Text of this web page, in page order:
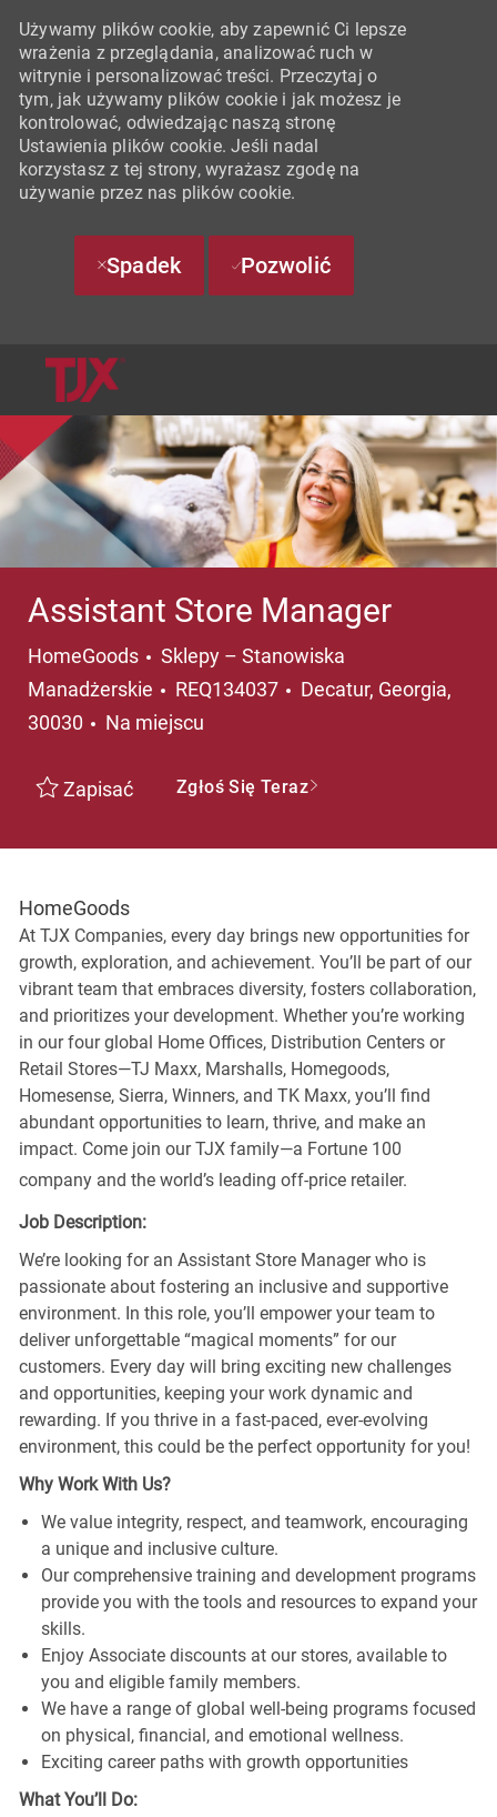
Używamy plików cookie, aby zapewnić Ci lepsze
wrażenia z przeglądania, analizować ruch w
witrynie i personalizować treści. Przeczytaj o
tym, jak używamy plików cookie i jak możesz je
kontrolować, odwiedzając naszą stronę
Ustawienia plików cookie. Jeśli nadal
korzystasz z tej strony, wyrażasz zgodę na
używanie przez nas plików cookie.
Spadek Pozwolić
Assistant Store Manager
HomeGoods Kategoria
Sklepy – Stanowiska
Manadżerskie
REQ134037 Lokalizacja
Decatur, Georgia,
30030
Na miejscu
Zapisać Zgłoś Się Teraz
HomeGoods
At TJX Companies, every day brings new opportunities for
growth, exploration, and achievement. You’ll be part of our
vibrant team that embraces diversity, fosters collaboration,
and prioritizes your development. Whether you’re working
in our four global Home Offices, Distribution Centers or
Retail Stores—TJ Maxx, Marshalls, Homegoods,
Homesense, Sierra, Winners, and TK Maxx, you’ll find
abundant opportunities to learn, thrive, and make an
impact. Come join our TJX family—a Fortune 100
company and the world’s leading off-price retailer.
Job Description:
We’re looking for an Assistant Store Manager who is
passionate about fostering an inclusive and supportive
environment. In this role, you’ll empower your team to
deliver unforgettable “magical moments” for our
customers. Every day will bring exciting new challenges
and opportunities, keeping your work dynamic and
rewarding. If you thrive in a fast-paced, ever-evolving
environment, this could be the perfect opportunity for you!
Why Work With Us?
We value integrity, respect, and teamwork, encouraging
a unique and inclusive culture.
Our comprehensive training and development programs
provide you with the tools and resources to expand your
skills.
Enjoy Associate discounts at our stores, available to
you and eligible family members.
We have a range of global well-being programs focused
on physical, financial, and emotional wellness.
Exciting career paths with growth opportunities
What You’ll Do: